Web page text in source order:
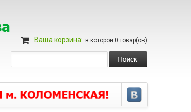
Ваша корзина: в которой 0 товар(ов)